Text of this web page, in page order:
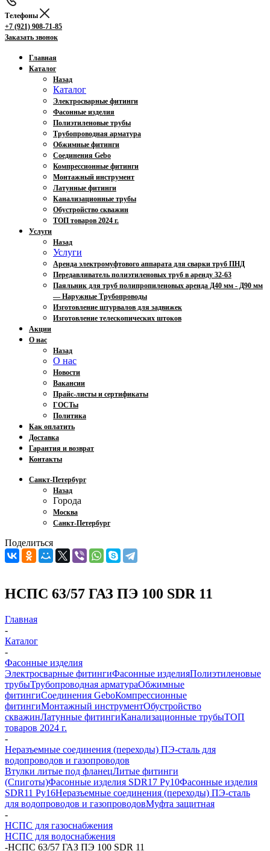
Телефоны
+7 (921) 908-71-85
Заказать звонок
Главная
Каталог
Назад
Каталог
Электросварные фитинги
Фасонные изделия
Полиэтиленовые трубы
Трубопроводная арматура
Обжимные фитинги
Соединения Gebo
Компрессионные фитинги
Монтажный инструмент
Латунные фитинги
Канализационные трубы
Обустройство скважин
ТОП товаров 2024 г.
Услуги
Назад
Услуги
Аренда электромуфтового аппарата для сварки труб ПНД
Передавливатель полиэтиленовых труб в аренду 32-63
Паяльник для труб полипропиленовых аренда Д40 мм - Д90 мм
— Наружные Трубопроводы
Изготовление штурвалов для задвижек
Изготовление телескопических штоков
Акции
О нас
Назад
О нас
Новости
Вакансии
Прайс-листы и сертификаты
ГОСТы
Политика
Как оплатить
Доставка
Гарантия и возврат
Контакты
Санкт-Петербург
Назад
Города
Москва
Санкт-Петербург
Поделиться
НСПС 63/57 ГАЗ ПЭ 100 SDR 11
Главная
-
Каталог
-
Фасонные изделия
Электросварные фитингиФасонные изделияПолиэтиленовые
трубыТрубопроводная арматураОбжимные
фитингиСоединения GeboКомпрессионные
фитингиМонтажный инструментОбустройство
скважинЛатунные фитингиКанализационные трубыТОП
товаров 2024 г.
-
Неразъемные соединения (переходы) ПЭ-сталь для
водопроводов и газопроводов
Втулки литые под фланецЛитые фитинги
(Спиготы)Фасонные изделия SDR17 Ру10Фасонные изделия
SDR11 Ру16Неразъемные соединения (переходы) ПЭ-сталь
для водопроводов и газопроводовМуфта защитная
-
НСПС для газоснабжения
НСПС для водоснабжения
-НСПС 63/57 ГАЗ ПЭ 100 SDR 11